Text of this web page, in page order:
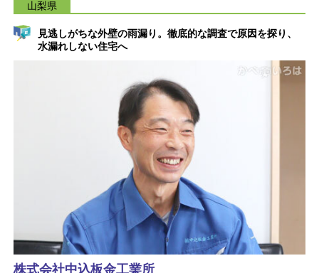
山梨県
見逃しがちな外壁の雨漏り。徹底的な調査で原因を探り、
水漏れしない住宅へ
株式会社中込板金工業所